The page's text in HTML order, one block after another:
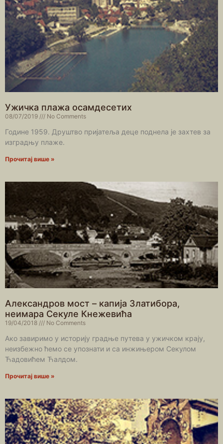
Ужичка плажа осамдесетих
08/07/2019 No Comments
Године 1959. Друштво пријатеља деце поднела је захтев за
изградњу плаже.
Прочитај више »
Александров мост – капија Златибора,
неимара Секуле Кнежевића
19/04/2018 No Comments
Ако завиримо у историју градње путева у ужичком крају,
неизбежно ћемо се упознати и са инжињером Секулом
Ћадовићем Ћалдом.
Прочитај више »